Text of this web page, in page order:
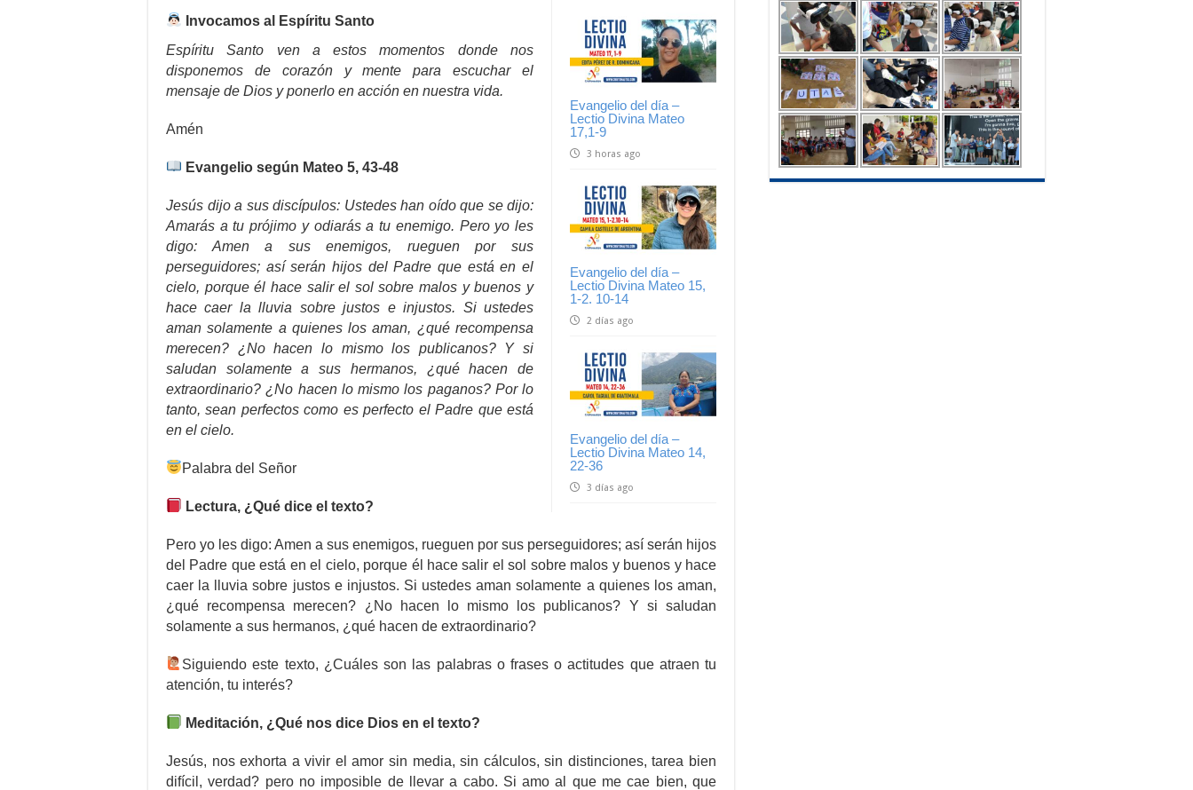
Evangelio del día –
Lectio Divina Mateo
17,1-9
3 horas ago
Evangelio del día –
Lectio Divina Mateo 15,
1-2. 10-14
2 días ago
Evangelio del día –
Lectio Divina Mateo 14,
22-36
3 días ago
Invocamos al Espíritu Santo
Espíritu Santo ven a estos momentos donde nos
disponemos de corazón y mente para escuchar el
mensaje de Dios y ponerlo en acción en nuestra vida.
Amén
Evangelio según Mateo 5, 43-48
Jesús dijo a sus discípulos: Ustedes han oído que se dijo:
Amarás a tu prójimo y odiarás a tu enemigo. Pero yo les
digo: Amen a sus enemigos, rueguen por sus
perseguidores; así serán hijos del Padre que está en el
cielo, porque él hace salir el sol sobre malos y buenos y
hace caer la lluvia sobre justos e injustos. Si ustedes
aman solamente a quienes los aman, ¿qué recompensa
merecen? ¿No hacen lo mismo los publicanos? Y si
saludan solamente a sus hermanos, ¿qué hacen de
extraordinario? ¿No hacen lo mismo los paganos? Por lo
tanto, sean perfectos como es perfecto el Padre que está
en el cielo.
Palabra del Señor
Lectura, ¿Qué dice el texto?
Pero yo les digo: Amen a sus enemigos, rueguen por sus perseguidores; así serán hijos
del Padre que está en el cielo, porque él hace salir el sol sobre malos y buenos y hace
caer la lluvia sobre justos e injustos. Si ustedes aman solamente a quienes los aman,
¿qué recompensa merecen? ¿No hacen lo mismo los publicanos? Y si saludan
solamente a sus hermanos, ¿qué hacen de extraordinario?
Siguiendo este texto, ¿Cuáles son las palabras o frases o actitudes que atraen tu
atención, tu interés?
Meditación, ¿Qué nos dice Dios en el texto?
Jesús, nos exhorta a vivir el amor sin media, sin cálculos, sin distinciones, tarea bien
difícil, verdad? pero no imposible de llevar a cabo. Si amo al que me cae bien, que